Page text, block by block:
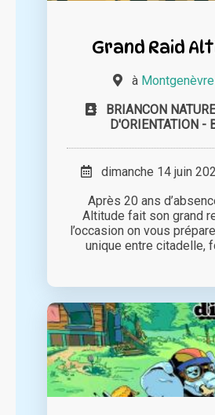
Grand Raid
à
BRIANCON
D'ORIENTATION -
dimanche 14 juin
Après 20 ans
Altitude fait son grand
l’occasion on vous
unique entre citadelle,